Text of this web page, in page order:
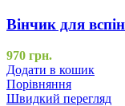
Вінчик для
970 грн.
Додати в кошик
Порівняння
Швидкий перегляд